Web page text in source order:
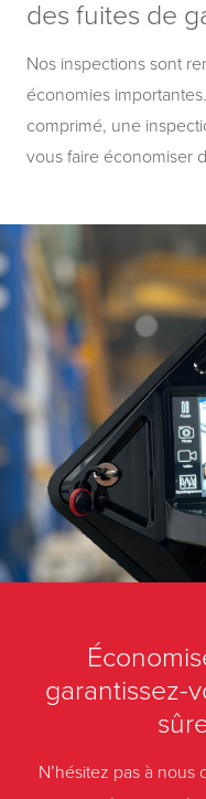
des fuites de
Nos inspections sont
économies
comprimé, une
vous faire économiser
garantissez-
N’hésitez pas à nous